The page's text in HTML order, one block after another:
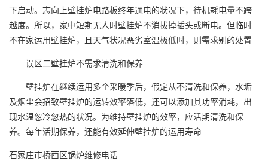
下启动。志向上壁挂炉电路板终年通电的状况下，待机耗电量不跨
越度。所以，家中短期无人时壁挂炉不消拔掉插头或断电。但临时
不在家运用壁挂炉，且天气状况恶劣室温极低时，则需求别的处置
误区二壁挂炉不需求清洗和保养
壁挂炉在继续运用多个采暖季后，假定从不清洗和保养，水垢
及烟尘会招致壁挂炉的运转效率落低，还可以添加其功率消耗，出
现水温忽冷忽热的状况。为维持壁挂炉的效率，应活期清洗和保
养。每年活期保养，还能有效延伸壁挂炉的运用寿命
石家庄市桥西区锅炉维修电话